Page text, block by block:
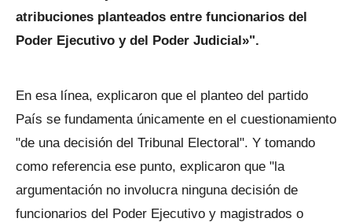
atribuciones planteados entre funcionarios del
Poder Ejecutivo y del Poder Judicial»".
En esa línea, explicaron que el planteo del partido
País se fundamenta únicamente en el cuestionamiento
"de una decisión del Tribunal Electoral". Y tomando
como referencia ese punto, explicaron que "la
argumentación no involucra ninguna decisión de
funcionarios del Poder Ejecutivo y magistrados o